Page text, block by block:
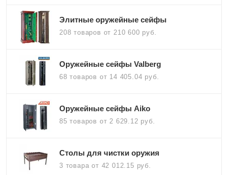
Элитные оружейные сейфы
208 товаров от 210 600 руб.
Оружейные сейфы Valberg
68 товаров от 14 405.04 руб.
Оружейные сейфы Aiko
85 товаров от 2 629.12 руб.
Столы для чистки оружия
3 товараот 42 012.15 руб.